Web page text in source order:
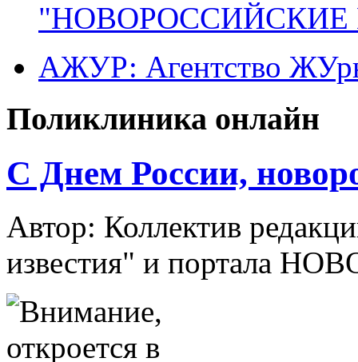
"НОВОРОССИЙСКИЕ
АЖУР: Агентство
Поликлиника онлайн
C Днем России,
Автор: Коллектив
известия" и портала